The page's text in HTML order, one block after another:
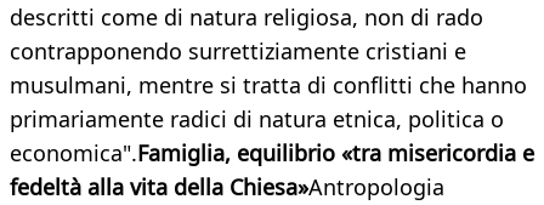
descritti come di natura religiosa, non di rado
contrapponendo surrettiziamente cristiani e
musulmani, mentre si tratta di conflitti che hanno
primariamente radici di natura etnica, politica o
economica".Famiglia, equilibrio «tra misericordia e
fedeltà alla vita della Chiesa»Antropologia